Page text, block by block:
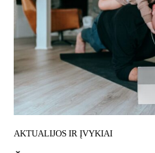
AKTUALIJOS IR ĮVYKIAI